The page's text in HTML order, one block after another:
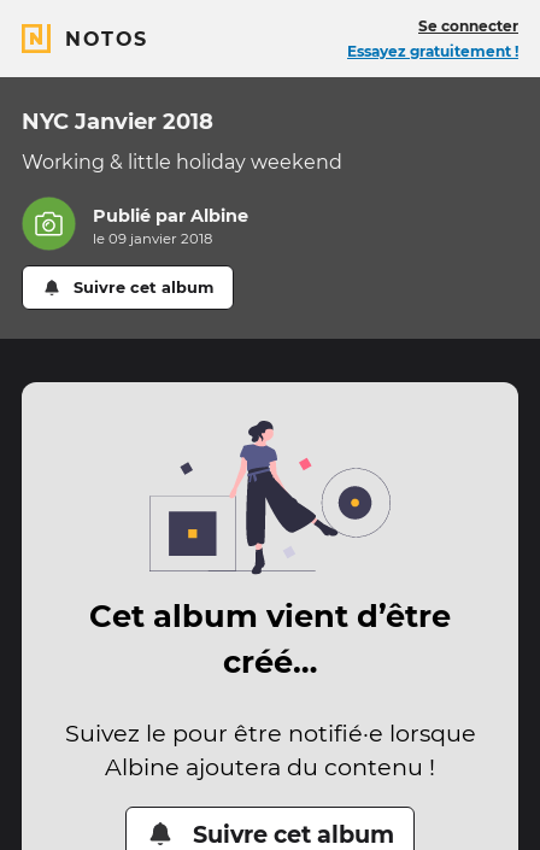
NOTOS
Se connecter
Essayez gratuitement !
NYC Janvier 2018
Working & little holiday weekend
Publié parAlbine
le 09 janvier 2018
Suivre cet album
Cet album vient d’être
créé…
Suivez le pour être notifié·e lorsque
Albine ajoutera du contenu !
Suivre cet album